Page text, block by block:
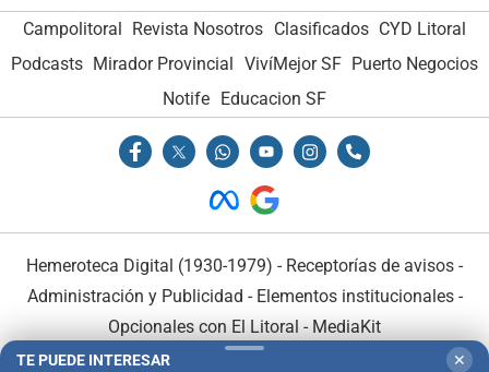
Campolitoral Revista Nosotros Clasificados CYD Litoral
Podcasts Mirador Provincial VivíMejor SF Puerto Negocios
Notife Educacion SF
Hemeroteca Digital (1930-1979) - Receptorías de avisos -
Administración y Publicidad - Elementos institucionales-
Opcionales con El Litoral - MediaKit
TE PUEDE INTERESAR ✕